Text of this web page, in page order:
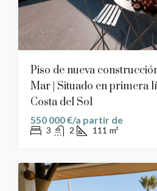
Piso de nueva
Mar | Situado en primera
Costa del Sol
550 000 €/a partir de
3 2 111 m²